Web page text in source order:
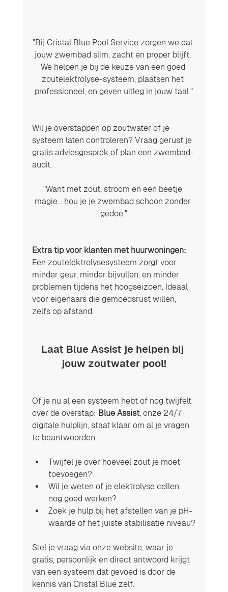
"Bij Cristal Blue Pool Service zorgen we dat
jouw zwembad slim, zacht en proper blijft.
We helpen je bij de keuze van een goed
zoutelektrolyse-systeem, plaatsen het
professioneel, en geven uitleg in jouw taal."
Wil je overstappen op zoutwater of je
systeem laten controleren? Vraag gerust je
gratis adviesgesprek of plan een zwembad-
audit.
"Want met zout, stroom en een beetje
magie… hou je je zwembad schoon zonder
gedoe."
Extra tip voor klanten met huurwoningen:
Een zoutelektrolysesysteem zorgt voor
minder geur, minder bijvullen, en minder
problemen tijdens het hoogseizoen. Ideaal
voor eigenaars die gemoedsrust willen,
zelfs op afstand.
Laat Blue Assist je helpen bij
jouw zoutwater pool!
Of je nu al een systeem hebt of nog twijfelt
over de overstap: Blue Assist, onze 24/7
digitale hulplijn, staat klaar om al je vragen
te beantwoorden.
Twijfel je over hoeveel zout je moet
toevoegen?
Wil je weten of je elektrolyse cellen
nog goed werken?
Zoek je hulp bij het afstellen van je pH-
waarde of het juiste stabilisatie niveau?
Stel je vraag via onze website, waar je
gratis, persoonlijk en direct antwoord krijgt
van een systeem dat gevoed is door de
kennis van Cristal Blue zelf.